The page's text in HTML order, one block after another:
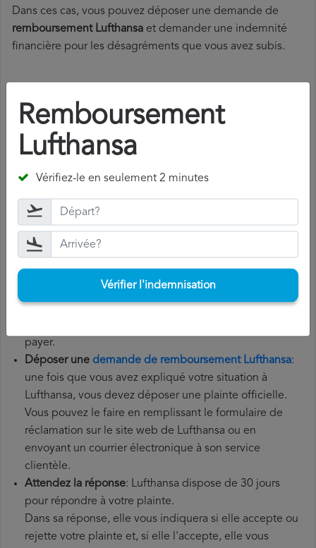
Dans ces cas, vous pouvez déposer une demande de
remboursement Lufthansa et demander une indemnité
financière pour les désagréments que vous avez subis.
Comment faire une demande de
remboursement Lufthansa?
Pour faire une demande de remboursement Lufthansa,
vous devez suivre les étapes ci-dessous:
Rassemblez tous les documentsnécessaires: pour
déposer une demande de remboursement Lufthansa,
vous aurez besoin de votre numéro de vol, de la date
de départ, de l'aéroport d'origine et de l'aéroport de
destination. Il est également recommandé de conserver
tous les documents relatifs au vol, tels que la carte
d'embarquement, le billet et les reçus des frais
payer.
Déposer une demande de remboursement Lufthansa:
une fois que vous avez expliqué votre situation à
Lufthansa, vous devez déposer une plainte officielle.
Vous pouvez le faire en remplissant le formulaire de
réclamation sur le site web de Lufthansa ou en
envoyant un courrier électronique à son service
clientèle.
Attendez la réponse: Lufthansa dispose de 30 jours
pour répondre à votre plainte.
Dans sa réponse, elle vous indiquera si elle accepte ou
rejette votre plainte et, si elle l'accepte, elle vous
Remboursement
Lufthansa
Vérifiez-le en seulement 2 minutes
Vérifier l'indemnisation